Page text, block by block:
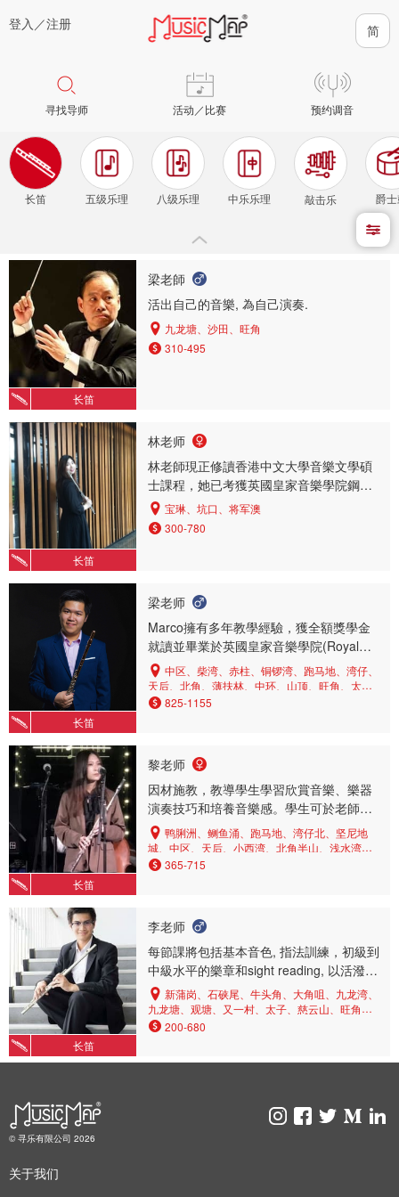
登入／注册
寻找导师 活动／比赛 预约调音
长笛 五级乐理 八级乐理 中乐乐理 敲击乐 爵
长笛
梁老師
活出自己的音樂, 為自己演奏.
九龙塘、沙田、旺角
310-495
长笛
林老师
林老師現正修讀香港中文大學音樂文學碩
士課程，她已考獲英國皇家音樂學院鋼琴
高級演奏文憑(LRSM)、英國皇家音樂學院
聯合委員會鋼琴文憑(DipABRSM)、樂理八
級及長笛八級，並使用Yamaha三角琴授
出。她亦於聖約翰座堂的午間音樂會表演
鋼琴獨奏及香港文化中心主辦的管風琴教
育系列學生音樂會演出。此外，林老師也
活躍於伴奏項目，曾多次為不同考試及比
賽伴奏。
宝琳、坑口、将军澳
300-780
长笛
梁老师
Marco擁有多年教學經驗，獲全額獎學金
就讀並畢業於英國皇家音樂學院(Royal
College of Music)藝術家文憑(學院最高修
課課程)及碩士(優等) ，以及香港中文大學
學士 (一等榮譽)。 在英國期間，師承倫敦
(RPO及前香港管弦樂團首席), Katie
Bedford (ENO), Kathleen Stevenson
(BBCSO), Stewart McIlwham (LPO) 及
Rachel Brown (AAM)。過去在港一直師隨
莊雪華女士，並積極參與不同國際音樂節
和大師班。 配合不同學生能力，能提供全
方位和有系統式音樂培訓（長笛基本工及
練批判思考 - 注重基本功和姿勢，從而達
致最佳技巧演奏不同樂曲 - 深入探討樂曲
風格，音樂並不只是平平無奇的音符 - 注
重學生獨特音樂性，最終希望學生尋找個
人聲音 適合初學者至演奏級學生，合適時
候可準備考試、比賽或表演，同時亦歡迎
and was awarded Artist Diploma (highest
中区、柴湾、赤柱、铜锣湾、跑马地、湾仔、
天后、北角、薄扶林、中环、山顶、旺角、太
子、沙田、将军澳、观塘、长沙湾、九龙塘、九
825-1155
长笛
黎老师
因材施教，教導學生學習欣賞音樂、樂器
演奏技巧和培養音樂感。學生可於老師地
方上堂（鰂魚涌地鐵站附近）
鸭脷洲、鲗鱼涌、跑马地、湾仔北、坚尼地
城、中区、天后、小西湾、北角半山、浅水湾、
渣甸山、柴湾、太子、湾仔、中环、薄扶林、西
365-715
长笛
李老师
每節課將包括基本音色, 指法訓練，初級到
中級水平的樂章和sight reading, 以活潑有
趣的教授方法深得家長學生喜愛
新蒲岗、石硖尾、牛头角、大角咀、九龙湾、
九龙塘、观塘、又一村、太子、慈云山、旺角、
油塘、彩虹、北角、深水埗、大埔、香港仔、油
200-680
© 寻乐有限公司 2026
关于我们